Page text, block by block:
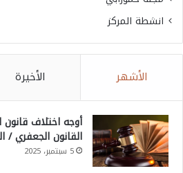
انشطة المركز
الأشهر الأخيرة
أوجه اختلاف
القانون الجعفري /
5 سبتمبر، 2025